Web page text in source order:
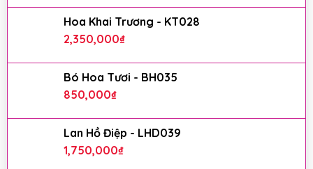
Hoa Khai Trương - KT028
2,350,000₫
Bó Hoa Tươi - BH035
850,000₫
Lan Hồ Điệp - LHD039
1,750,000₫